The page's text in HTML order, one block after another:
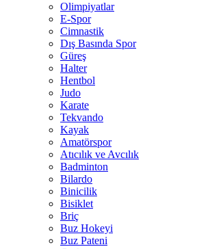
Olimpiyatlar
E-Spor
Cimnastik
Dış Basında Spor
Güreş
Halter
Hentbol
Judo
Karate
Tekvando
Kayak
Amatörspor
Atıcılık ve Avcılık
Badminton
Bilardo
Binicilik
Bisiklet
Briç
Buz Hokeyi
Buz Pateni